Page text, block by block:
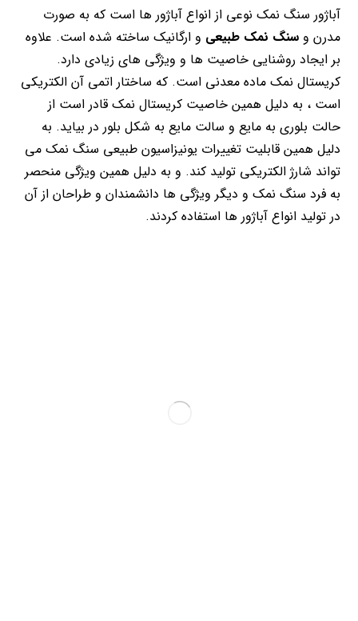
آباژور سنگ نمک نوعی از انواع آباژور ها است که به صورت
مدرن وسنگ نمک طبیعی و ارگانیک ساخته شده است. علاوه
بر ایجاد روشنایی خاصیت ها و ویژگی های زیادی دارد.
کریستال نمک ماده معدنی است. که ساختار اتمی آن الکتریکی
است ، به دلیل همین خاصیت کریستال نمک قادر است از
حالت بلوری به مایع و سالت مایع به شکل بلور در بیاید. به
دلیل همین قابلیت تغییرات یونیزاسیون طبیعی سنگ نمک می
تواند شارژ الکتریکی تولید کند. و به دلیل همین ویژگی منحصر
به فرد سنگ نمک و دیگر ویژگی ها دانشمندان و طراحان از آن
در تولید انواع آباژور ها استفاده کردند.